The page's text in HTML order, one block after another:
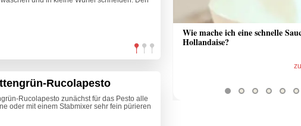
Rucolapesto
Rucolapesto zunächst für das Pesto alle
oder mit einem Stabmixer sehr fein pürieren
Wie mache ich eine schnelle
Hollandaise?